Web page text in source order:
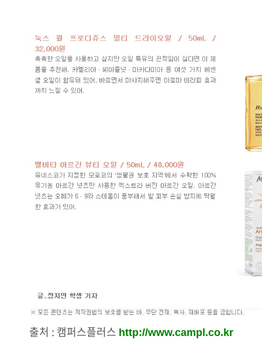
출처 : 캠퍼스플러스 http://www.campl.co.kr